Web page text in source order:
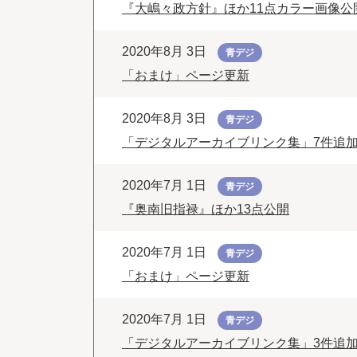
『大嶋々政方針』ほか11点カラー画像公
2020年8月 3日 青デジ
「おまけ」ページ更新
2020年8月 3日 青デジ
「デジタルアーカイブリンク集」7件追加
2020年7月 1日 青デジ
『奥南旧指禄』ほか13点公開
2020年7月 1日 青デジ
「おまけ」ページ更新
2020年7月 1日 青デジ
「デジタルアーカイブリンク集」3件追加